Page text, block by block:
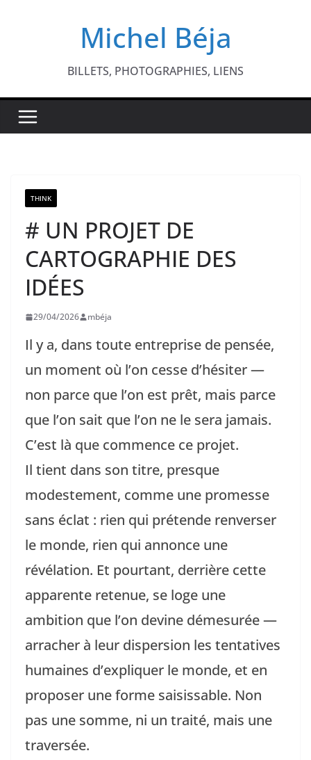
Michel Béja
BILLETS, PHOTOGRAPHIES, LIENS
THINK
# UN PROJET DE
CARTOGRAPHIE DES
IDÉES
29/04/2026 mbéja
Il y a, dans toute entreprise de pensée,
un moment où l’on cesse d’hésiter —
non parce que l’on est prêt, mais parce
que l’on sait que l’on ne le sera jamais.
C’est là que commence ce projet.
Il tient dans son titre, presque
modestement, comme une promesse
sans éclat : rien qui prétende renverser
le monde, rien qui annonce une
révélation. Et pourtant, derrière cette
apparente retenue, se loge une
ambition que l’on devine démesurée —
arracher à leur dispersion les tentatives
humaines d’expliquer le monde, et en
proposer une forme saisissable. Non
pas une somme, ni un traité, mais une
traversée.